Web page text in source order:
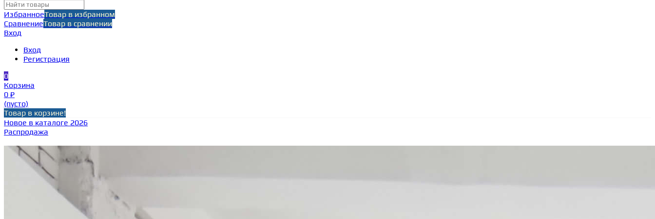
ИзбранноеТовар в избранном
СравнениеТовар в сравнении
Вход
Вход
Регистрация
0
Корзина
0 ₽
(пусто)
Товар в корзине!
Новое в каталоге 2026
Распродажа